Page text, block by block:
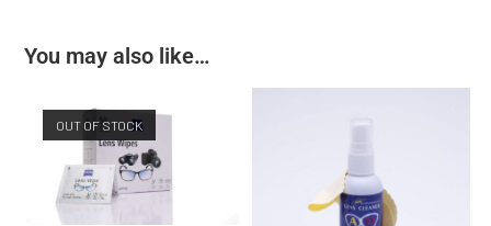
You may also like…
OUT OF STOCK